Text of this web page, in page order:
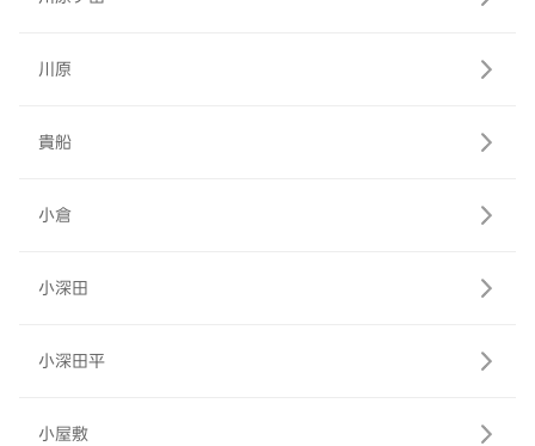
川原
貴船
小倉
小深田
小深田平
小屋敷